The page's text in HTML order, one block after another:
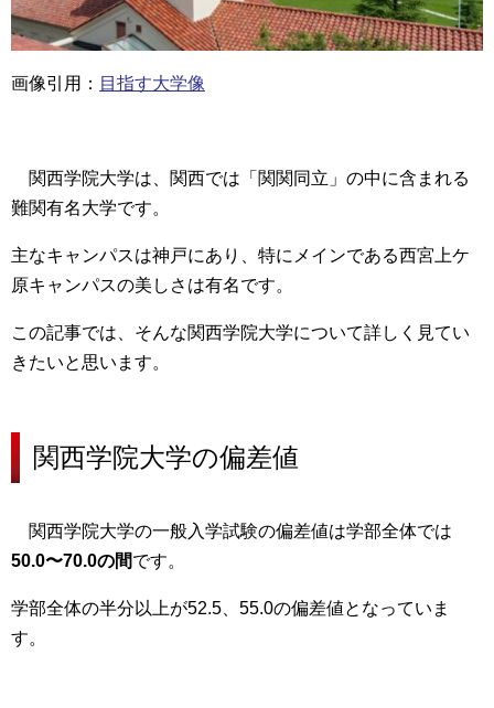
画像引用： 目指す大学像
関西学院大学は、関西では「関関同立」の中に含まれる
難関有名大学です。
主なキャンパスは神戸にあり、特にメインである西宮上ケ
原キャンパスの美しさは有名です。
この記事では、そんな関西学院大学について詳しく見てい
きたいと思います。
関西学院大学の偏差値
関西学院大学の一般入学試験の偏差値は学部全体では
50.0〜70.0の間です。
学部全体の半分以上が52.5、55.0の偏差値となっていま
す。